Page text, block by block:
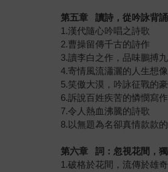
第五章讀詩，從吟詠背
1.漢代隨心吟唱之詩歌
2.曹操留傳千古的詩作
3.讀李白之作，品味鵬搏
4.寄情風流瀟灑的人生想
5.笑傲大漠，吟詠征戰的
6.訴說百姓疾苦的憐憫寫作
7.令人熱血沸騰的詩歌
8.以無題為名卻真情款款
第六章詞：忽視花間，
1.破格於花間，流傳於雄